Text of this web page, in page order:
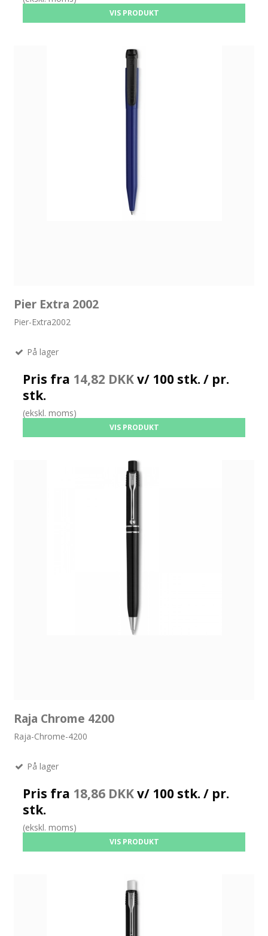
VIS PRODUKT
Pier Extra 2002
Pier-Extra2002
På lager
Pris fra 14,82 DKKv/ 100 stk. / pr.
stk.
(ekskl. moms)
VIS PRODUKT
Raja Chrome 4200
Raja-Chrome-4200
På lager
Pris fra 18,86 DKKv/ 100 stk. / pr.
stk.
(ekskl. moms)
VIS PRODUKT